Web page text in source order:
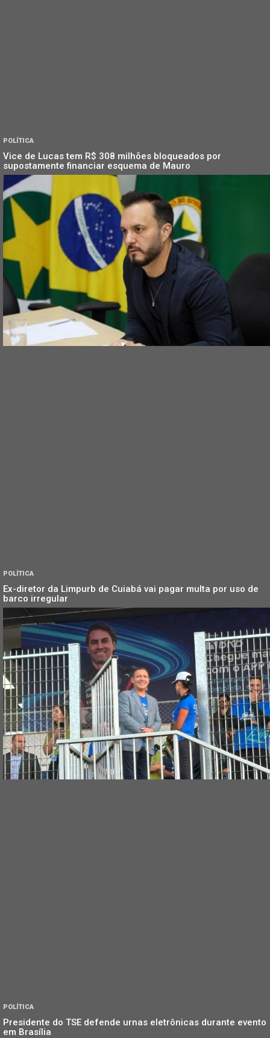
POLÍTICA
Vice de Lucas tem R$ 308 milhões bloqueados por
supostamente financiar esquema de Mauro
POLÍTICA
Ex-diretor da Limpurb de Cuiabá vai pagar multa por uso de
barco irregular
POLÍTICA
Presidente do TSE defende urnas eletrônicas durante evento
em Brasília